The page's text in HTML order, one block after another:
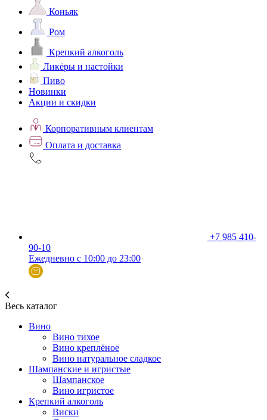
Коньяк
Ром
Крепкий алкоголь
Ликёры и настойки
Пиво
Новинки
Акции и скидки
Корпоративным клиентам
Оплата и доставка
+7 985 410-
90-10
Ежедневно с 10:00 до 23:00
Весь каталог
Вино
Вино тихое
Вино креплёное
Вино натуральное сладкое
Шампанские и игристые
Шампанское
Вино игристое
Крепкий алкоголь
Виски